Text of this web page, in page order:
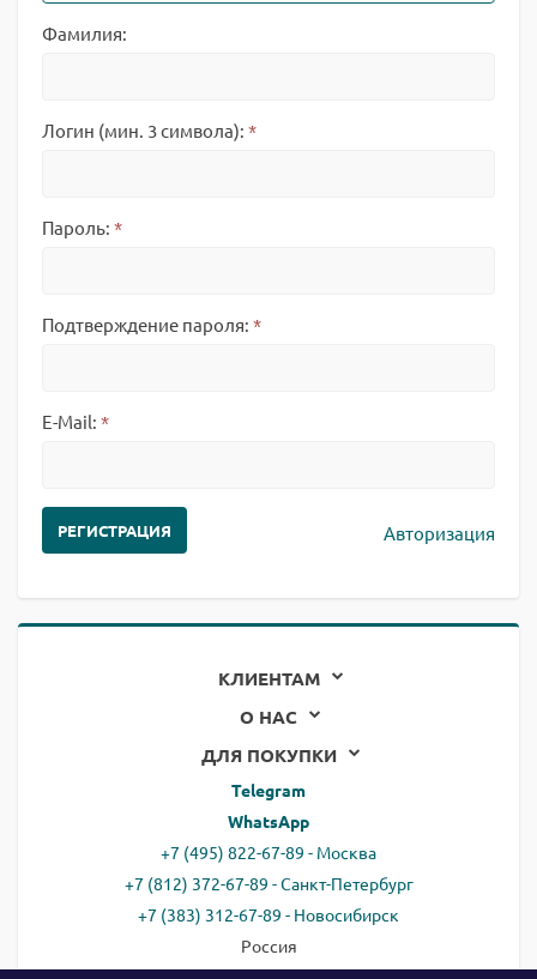
Фамилия:
Логин (мин. 3 символа): *
Пароль: *
Подтверждение пароля: *
E-Mail: *
Авторизация
КЛИЕНТАМ
О НАС
ДЛЯ ПОКУПКИ
Telegram
WhatsApp
+7 (495) 822-67-89 - Москва
+7 (812) 372-67-89 - Санкт-Петербург
+7 (383) 312-67-89 - Новосибирск
Россия